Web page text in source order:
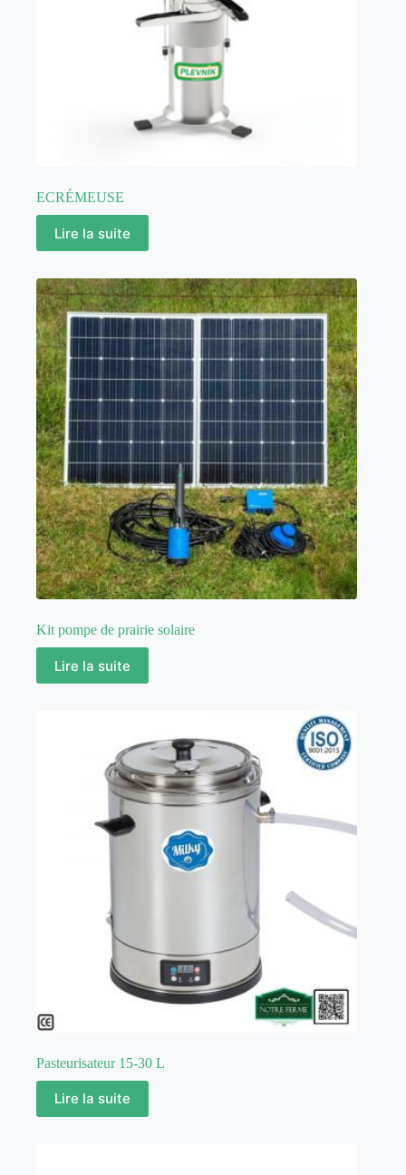
ECRÉMEUSE
Lire la suite
Kit pompe de prairie solaire
Lire la suite
Pasteurisateur 15-30 L
Lire la suite